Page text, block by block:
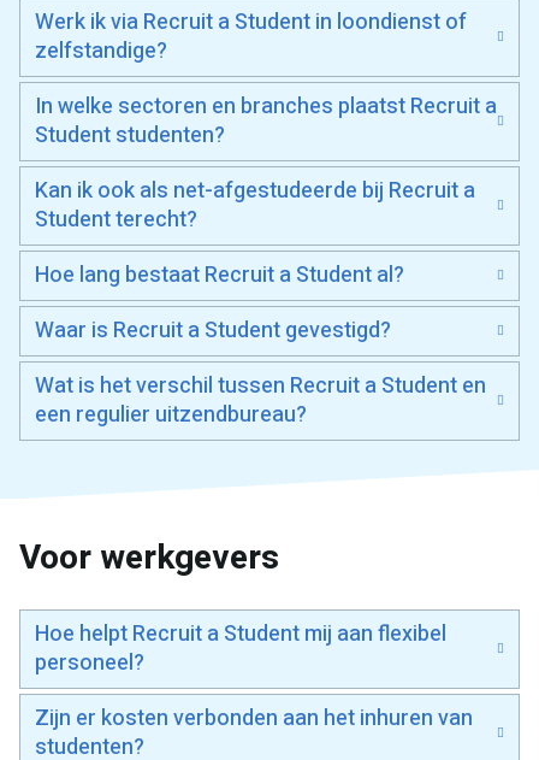
Werk ik via Recruit a Student in loondienst of
zelfstandige?
In welke sectoren en branches plaatst Recruit a
Student studenten?
Kan ik ook als net-afgestudeerde bij Recruit a
Student terecht?
Hoe lang bestaat Recruit a Student al?
Waar is Recruit a Student gevestigd?
Wat is het verschil tussen Recruit a Student en
een regulier uitzendbureau?
Voor werkgevers
Hoe helpt Recruit a Student mij aan flexibel
personeel?
Zijn er kosten verbonden aan het inhuren van
studenten?